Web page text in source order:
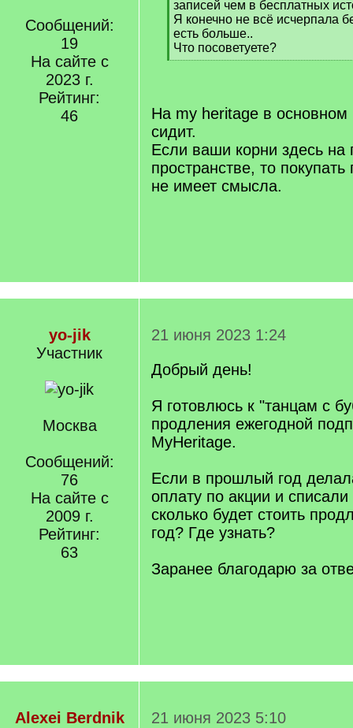
Сообщений:
19
На сайте с
2023 г.
Рейтинг:
46
]записей чем в бесплатных
Я конечно не всё исчерпала
есть больше..
Что посоветуете?
[
На my heritage в
сидит.
Если ваши корни здесь на
пространстве, то
не имеет смысла.
yo-jik
Участник
Москва
Сообщений:
76
На сайте с
2009 г.
Рейтинг:
63
21 июня 2023 1:24
Добрый день!
Я готовлюсь к "танцам с
продления ежегодной
MyHeritage.
Если в прошлый год
оплату по акции и
сколько будет стоить
год? Где узнать?
Заранее благодарю за
Alexei Berdnik 21 июня 2023 5:10